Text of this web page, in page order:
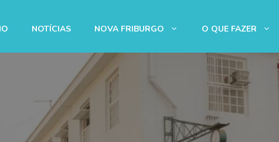
NOTÍCIAS NOVA FRIBURGO O QUE FAZER